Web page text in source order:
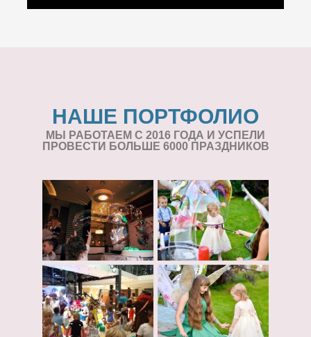
НАШЕ ПОРТФОЛИО
МЫ РАБОТАЕМ С 2016 ГОДА И УСПЕЛИ
ПРОВЕСТИ БОЛЬШЕ 6000 ПРАЗДНИКОВ